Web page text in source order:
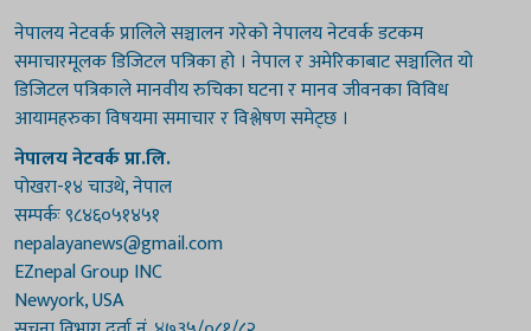
नेपालय नेटवर्क प्रालिले सञ्चालन गरेको नेपालय नेटवर्क डटकम
समाचारमूलक डिजिटल पत्रिका हो । नेपाल र अमेरिकाबाट सञ्चालित यो
डिजिटल पत्रिकाले मानवीय रुचिका घटना र मानव जीवनका विविध
आयामहरुका विषयमा समाचार र विश्लेषण समेट्छ ।
नेपालय नेटवर्क प्रा.लि.
पोखरा-१४ चाउथे, नेपाल
सम्पर्कः ९८४६०५१४५१
nepalayanews@gmail.com
EZnepal Group INC
Newyork, USA